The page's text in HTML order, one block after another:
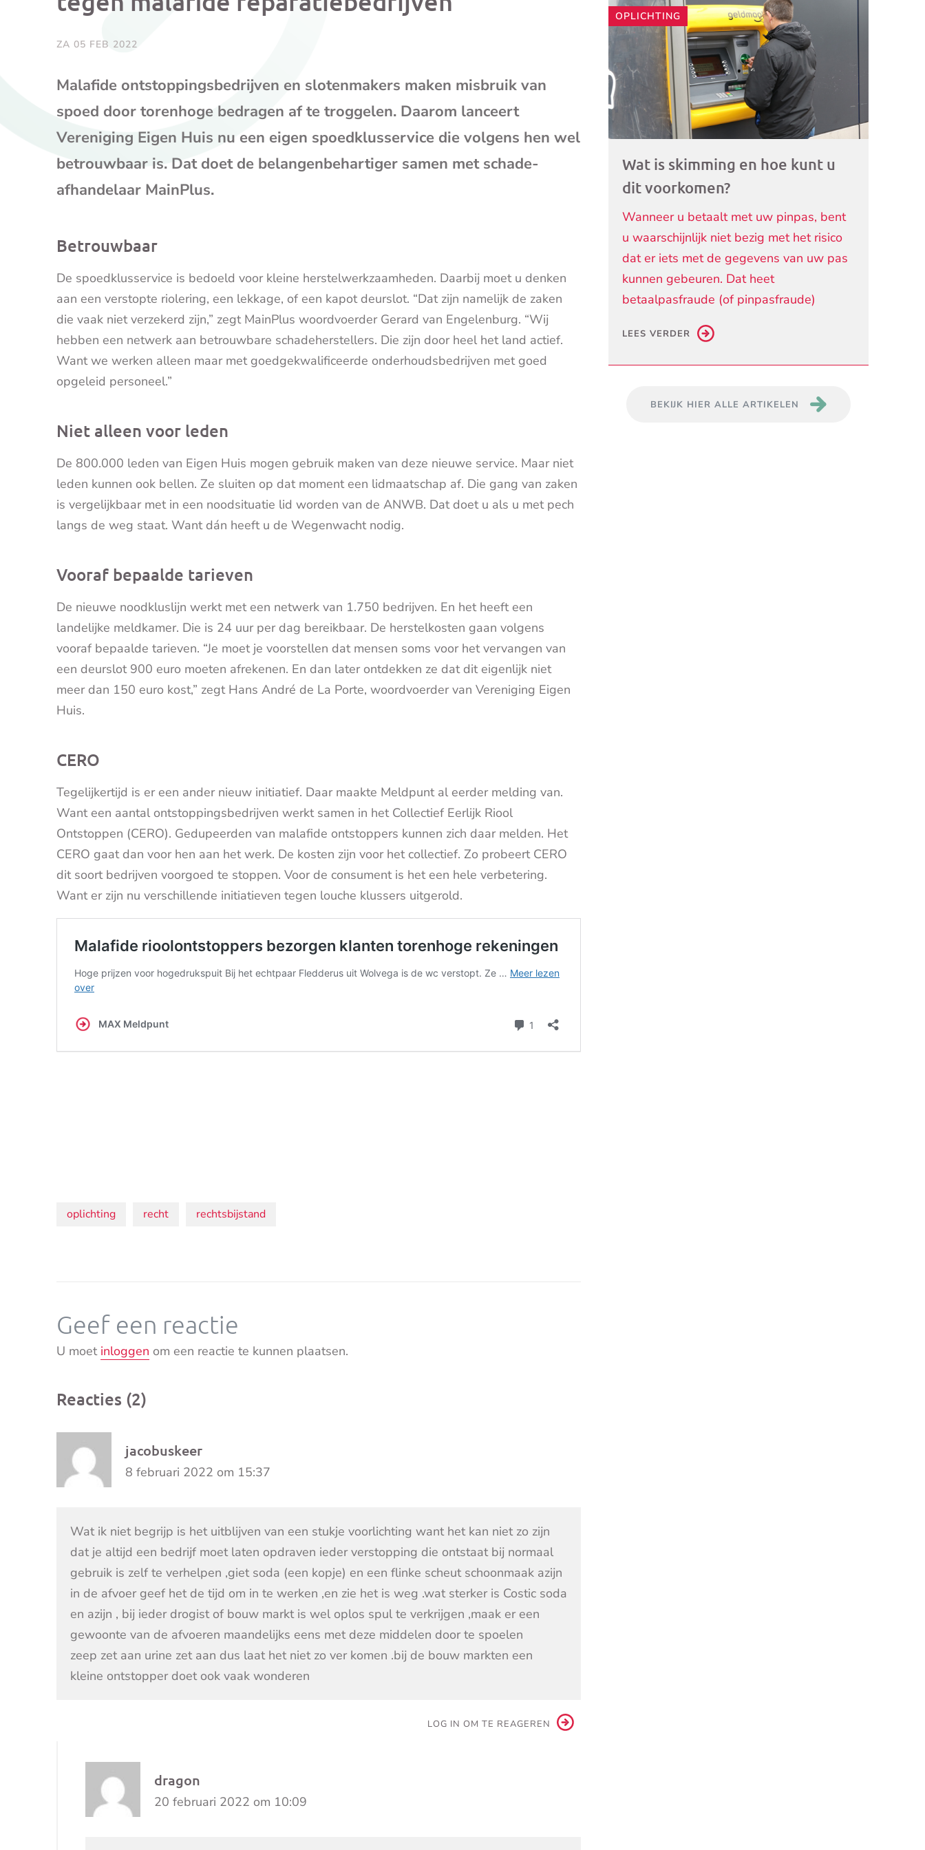
mailprogramma)
ZA 05 FEB 2022
Malafide ontstoppingsbedrijven en slotenmakers maken misbruik van
spoed door torenhoge bedragen af te troggelen. Daarom lanceert
Vereniging Eigen Huis nu een eigen spoedklusservice die volgens hen wel
betrouwbaar is. Dat doet de belangenbehartiger samen met schade-
afhandelaar MainPlus.
Betrouwbaar
De spoedklusservice is bedoeld voor kleine herstelwerkzaamheden. Daarbij moet u denken
aan een verstopte riolering, een lekkage, of een kapot deurslot. “Dat zijn namelijk de zaken
die vaak niet verzekerd zijn,” zegt MainPlus woordvoerder Gerard van Engelenburg. “Wij
hebben een netwerk aan betrouwbare schadeherstellers. Die zijn door heel het land actief.
Want we werken alleen maar met goedgekwalificeerde onderhoudsbedrijven met goed
opgeleid personeel.”
Niet alleen voor leden
De 800.000 leden van Eigen Huis mogen gebruik maken van deze nieuwe service. Maar niet
leden kunnen ook bellen. Ze sluiten op dat moment een lidmaatschap af. Die gang van zaken
is vergelijkbaar met in een noodsituatie lid worden van de ANWB. Dat doet u als u met pech
langs de weg staat. Want dán heeft u de Wegenwacht nodig.
Vooraf bepaalde tarieven
De nieuwe noodkluslijn werkt met een netwerk van 1.750 bedrijven. En het heeft een
landelijke meldkamer. Die is 24 uur per dag bereikbaar. De herstelkosten gaan volgens
vooraf bepaalde tarieven. “Je moet je voorstellen dat mensen soms voor het vervangen van
een deurslot 900 euro moeten afrekenen. En dan later ontdekken ze dat dit eigenlijk niet
meer dan 150 euro kost,” zegt Hans André de La Porte, woordvoerder van Vereniging Eigen
Huis.
CERO
Tegelijkertijd is er een ander nieuw initiatief. Daar maakte Meldpunt al eerder melding van.
Want een aantal ontstoppingsbedrijven werkt samen in het Collectief Eerlijk Riool
Ontstoppen (CERO). Gedupeerden van malafide ontstoppers kunnen zich daar melden. Het
CERO gaat dan voor hen aan het werk. De kosten zijn voor het collectief. Zo probeert CERO
dit soort bedrijven voorgoed te stoppen. Voor de consument is het een hele verbetering.
Want er zijn nu verschillende initiatieven tegen louche klussers uitgerold.
Onderwerpen:
oplichting recht rechtsbijstand
Geef een reactie
U moet inloggen om een reactie te kunnen plaatsen.
Reacties (2)
jacobuskeer
8 februari 2022 om 15:37
Wat ik niet begrijp is het uitblijven van een stukje voorlichting want het kan niet zo zijn
dat je altijd een bedrijf moet laten opdraven ieder verstopping die ontstaat bij normaal
gebruik is zelf te verhelpen ,giet soda (een kopje) en een flinke scheut schoonmaak azijn
in de afvoer geef het de tijd om in te werken ,en zie het is weg .wat sterker is Costic soda
en azijn , bij ieder drogist of bouw markt is wel oplos spul te verkrijgen ,maak er een
gewoonte van de afvoeren maandelijks eens met deze middelen door te spoelen
zeep zet aan urine zet aan dus laat het niet zo ver komen .bij de bouw markten een
kleine ontstopper doet ook vaak wonderen
LOG IN OM TE REAGEREN
dragon
20 februari 2022 om 10:09
OPLICHTING
Wat is skimming en hoe kunt u
dit voorkomen?
Wanneer u betaalt met uw pinpas, bent
u waarschijnlijk niet bezig met het risico
dat er iets met de gegevens van uw pas
kunnen gebeuren. Dat heet
betaalpasfraude (of pinpasfraude)
LEES VERDER
BEKIJK HIER ALLE ARTIKELEN